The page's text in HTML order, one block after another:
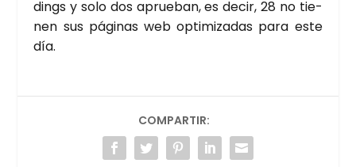
dings y solo dos aprue­ban, es decir, 28 no tie­
nen sus pági­nas web opti­mi­za­das para este
día.
COMPARTIR: